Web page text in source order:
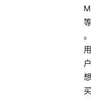
M
等
。
用
户
想
买